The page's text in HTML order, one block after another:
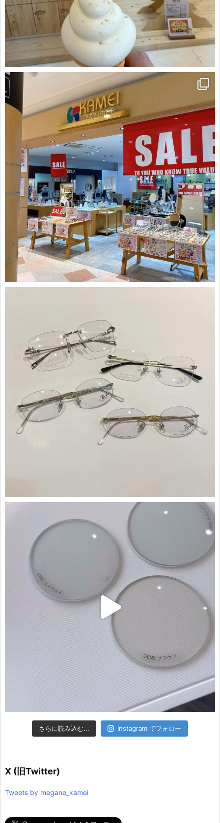
さらに読み込む... Instagram でフォロー
X (旧Twitter)
Tweets by megane_kamei